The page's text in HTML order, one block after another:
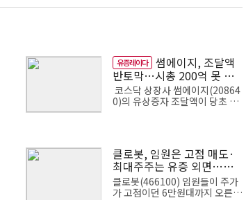
마무리하면서 법적 리스크를 줄
유증레이다 썸에이지, 조달액
반토막…시총 200억 못 넘
으면 철회
코스닥 상장사 썸에이지(20864
0)의 유상증자 조달액이 당초 계
작 개발과 마케팅...
클로봇, 임원은 고점 매도·
최대주주는 유증 외면…책
임투자 도마
클로봇(466100) 임원들이 주가
가 고점이던 6만원대까지 오른